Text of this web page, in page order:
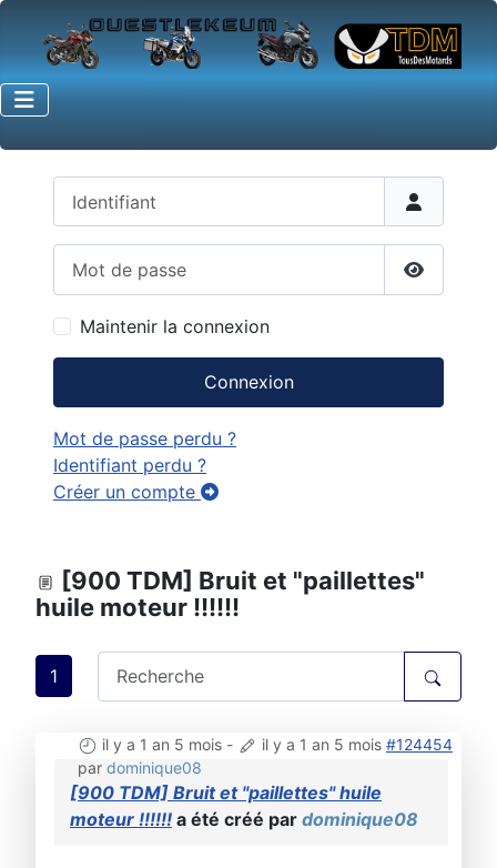
Afficher
Maintenir la connexion
Connexion
Mot de passe perdu ?
Identifiant perdu ?
Créer un compte
[900 TDM] Bruit et "paillettes"
huile moteur !!!!!!
1
il y a 1 an 5 mois - il y a 1 an 5 mois #124454
par dominique08
[900 TDM] Bruit et "paillettes" huile
moteur !!!!!! a été créé par dominique08